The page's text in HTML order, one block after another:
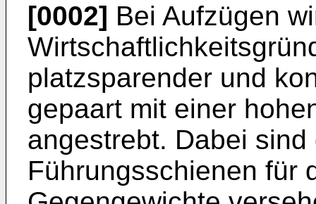
[0002] Bei Aufzügen
platzsparender und
gepaart mit einer
angestrebt. Dabei
Führungsschienen für